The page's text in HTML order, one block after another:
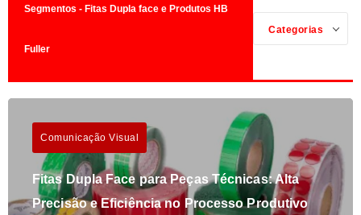
Segmentos - Fitas Dupla face e Produtos HB
Fuller
Categorias
Comunicação Visual
Fitas Dupla Face para Peças Técnicas: Alta
Precisão e Eficiência no Processo Produtivo